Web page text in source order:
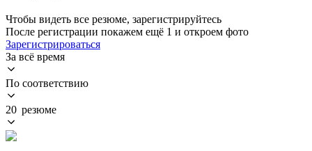
Чтобы видеть все резюме, зарегистрируйтесь
После регистрации покажем ещё 1 и откроем фото
Зарегистрироваться
За всё время
По соответствию
20 резюме